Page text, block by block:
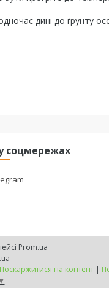
дині до ґрунту
соцмережах
Prom.ua
Поскаржитися на контент |